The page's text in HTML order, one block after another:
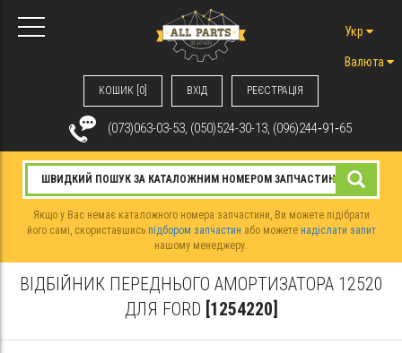
КОШИК [0] ВХIД РЕЄСТРАЦІЯ
Укр
Валюта
(073)063-03-53, (050)524-30-13, (096)244‑91‑65
Якщо у Вас немає каталожного номера запчастини, Ви можете підібрати
його самі, скориставшись підбором запчастин або можете надіслати запит
нашому менеджеру.
ВІДБІЙНИК ПЕРЕДНЬОГО АМОРТИЗАТОРА 12520
ДЛЯ FORD [1254220]